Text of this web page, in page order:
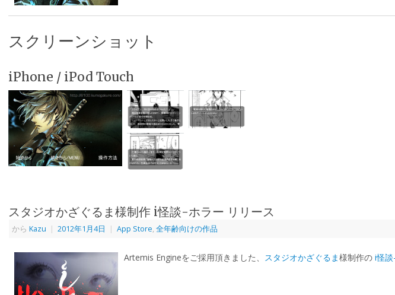
スクリーンショット
iPhone / iPod Touch
スタジオかざぐるま様制作 i怪談-ホラー リリース
から Kazu | 2012年1月4日 | App Store, 全年齢向けの作品
Artemis Engineをご採用頂きました、 スタジオかざぐるま様制作の i怪